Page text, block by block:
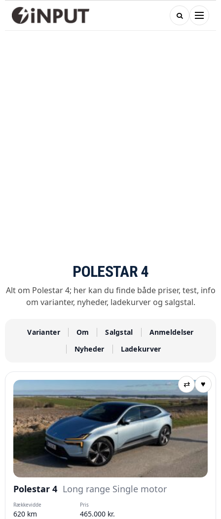
POLESTAR 4
Alt om Polestar 4; her kan du finde både priser, test, info
om varianter, nyheder, ladekurver og salgstal.
Varianter Om Salgstal
Anmeldelser
Nyheder
Ladekurver
Polestar 4 Long range Single motor
Rækkevidde
620 km
Pris
465.000 kr.
⇄ ♥